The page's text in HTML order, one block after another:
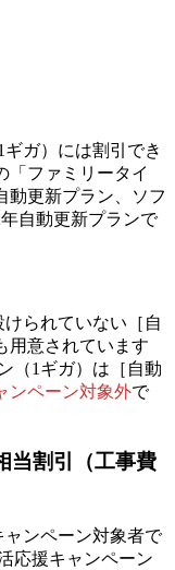
ガ）には割引でき
「ファミリータイ
動更新プラン、ソフ
自動更新プランで
られていない［自
用意されています
（1ギガ）は ［自動
ンペーン対象外で
当割引（工事費
ャンペーン対象者で
応援キャンペーン